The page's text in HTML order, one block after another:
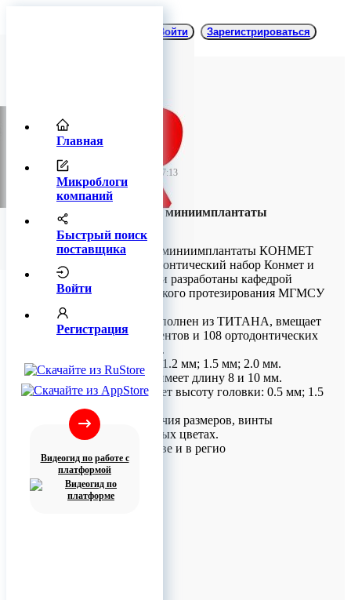
Главная
Микроблоги
компаний
Быстрый поиск
поставщика
Войти
Регистрация
Видеогид по работе с
платформой
Войти Зарегистрироваться
03 июня 2025 07:13
Ортодонтические миниимплантаты
КОНМЕТ
Ортодонтические миниимплантаты КОНМЕТ
Фирменный ортодонтический набор Конмет и
винты к нему были разработаны кафедрой
ортодонтии и детского протезирования МГМСУ
🇷🇺.
Корпус набора выполнен из ТИТАНА, вмещает
в себя 15 инструментов и 108 ортодонтических
миниимплантатов.
Всего 3 диаметра: 1.2 мм; 1.5 мм; 2.0 мм.
Каждый диаметр имеет длину 8 и 10 мм.
Каждая длина имеет высоту головки: 0.5 мм; 1.5
мм; 2.5 мм.
Для удобства отличия размеров, винты
выполнены в разных цветах.
Доставка по Москве и в регио